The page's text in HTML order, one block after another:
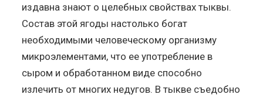
издавна знают о целебных свойствах тыквы.
Состав этой ягоды настолько богат
необходимыми человеческому организму
микроэлементами, что ее употребление в
сыром и обработанном виде способно
излечить от многих недугов. В тыкве съедобно